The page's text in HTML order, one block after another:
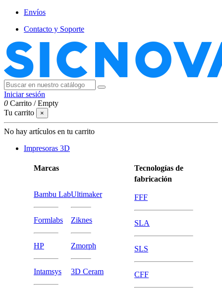
Envíos
Contacto y Soporte
Iniciar sesión
0 Carrito /Empty
Tu carrito
×
No hay artículos en tu carrito
Impresoras 3D
Marcas
Bambu Lab
Formlabs
HP
Intamsys
Ultimaker
Ziknes
Zmorph
3D Ceram
Tecnologías de
fabricación
FFF
SLA
SLS
CFF